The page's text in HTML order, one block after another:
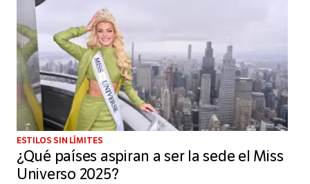
ESTILOS SIN LÍMITES
¿Qué países aspiran a ser la sede el Miss
Universo 2025?